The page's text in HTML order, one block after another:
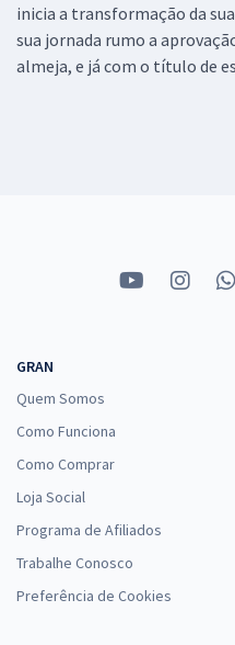
inicia a transformação da
sua jornada rumo a
almeja, e já com o título de
GRAN
Quem Somos
Como Funciona
Como Comprar
Loja Social
Programa de Afiliados
Trabalhe Conosco
Preferência de Cookies